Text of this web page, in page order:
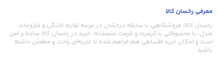
می‌توانید برای تمام فصول سال از آن‌ها استفاده کنید. این محصول
دوخته‌شده از آلیاف آکریلیک است و با ابعاد 180 × 140 سانتی‌متری‌اش
برای افراد ریزنقش و نوجوانان مناسب خواهد بود.
معرفی رخسان کالا
رخسان کالا، فروشگاهی با سابقه درخشان در عرضه لوازم خانگی و ملزومات
منزل، با محصولاتی با کیفیت و قیمت منصفانه. خرید در رخسان کالا ساده و امن
است و امکان خرید اقساطی هم فراهم شده تا تجربه‌ای راحت و مطمئن داشته
باشید.